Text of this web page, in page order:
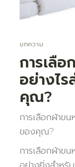
บทความ
การเลื
อย่างไ
คุณ?
การเลือกผ้าข
ของคุณ?
การเลือกผ้าข
อย่างยิ่งสำหรั